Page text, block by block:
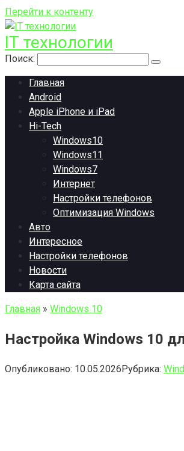
Перейти к контенту
IT технологии
Поиск:
Главная
Android
Apple iPhone и iPad
Hi-Tech
Windows10
Windows11
Windows7
Интернет
Настройки телефонов
Оптимизация Windows
Авто
Интересное
Настройки телефонов
Новости
Карта сайта
Главная » Windows 10
Настройка Windows 10
Опубликовано: 10.05.2026Рубрика: